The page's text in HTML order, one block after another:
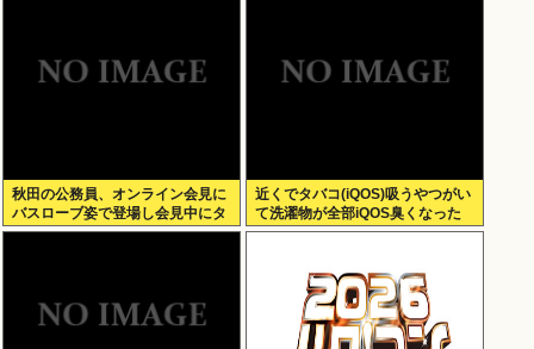
秋田の公務員、オンライン会見に
バスローブ姿で登場し会見中にタ
バコを吸う←あのさあ！
近くでタバコ(iQOS)吸うやつがい
て洗濯物が全部iQOS臭くなった